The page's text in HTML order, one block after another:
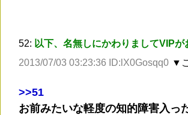
52: 以下、名無しにかわりましてVIPが
2013/07/03 03:23:36 ID:lX0Gosqq0 ▼
>>51
お前みたいな軽度の知的障害入っ